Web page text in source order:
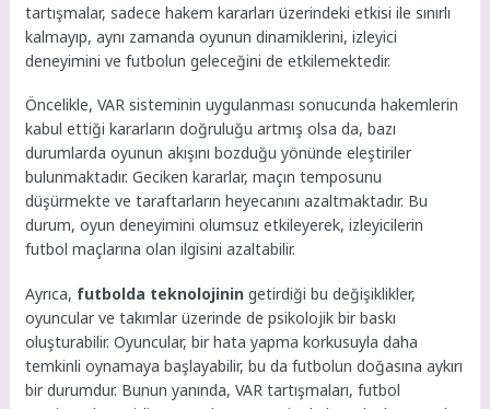
tartışmalar, sadece hakem kararları üzerindeki etkisi ile sınırlı
kalmayıp, aynı zamanda oyunun dinamiklerini, izleyici
deneyimini ve futbolun geleceğini de etkilemektedir.
Öncelikle, VAR sisteminin uygulanması sonucunda hakemlerin
kabul ettiği kararların doğruluğu artmış olsa da, bazı
durumlarda oyunun akışını bozduğu yönünde eleştiriler
bulunmaktadır. Geciken kararlar, maçın temposunu
düşürmekte ve taraftarların heyecanını azaltmaktadır. Bu
durum, oyun deneyimini olumsuz etkileyerek, izleyicilerin
futbol maçlarına olan ilgisini azaltabilir.
Ayrıca, futbolda teknolojinin getirdiği bu değişiklikler,
oyuncular ve takımlar üzerinde de psikolojik bir baskı
oluşturabilir. Oyuncular, bir hata yapma korkusuyla daha
temkinli oynamaya başlayabilir, bu da futbolun doğasına aykırı
bir durumdur. Bunun yanında, VAR tartışmaları, futbol